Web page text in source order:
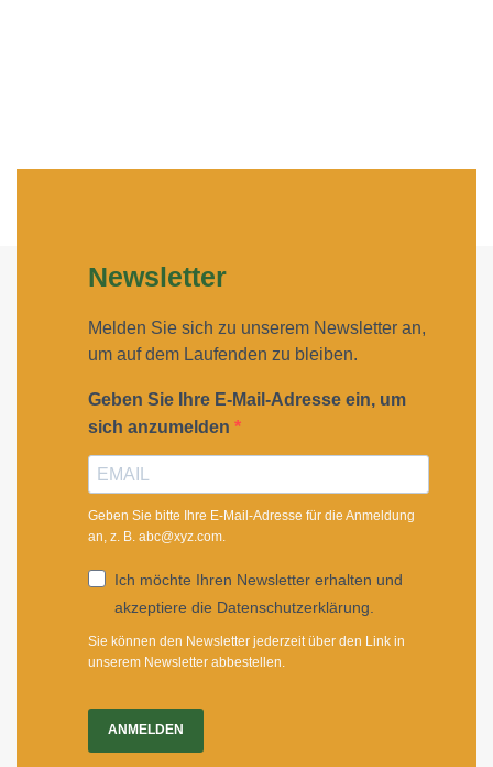
Newsletter
Melden Sie sich zu unserem Newsletter an,
um auf dem Laufenden zu bleiben.
Geben Sie Ihre E-Mail-Adresse ein, um
sich anzumelden
Geben Sie bitte Ihre E-Mail-Adresse für die Anmeldung
an, z. B. abc@xyz.com.
Ich möchte Ihren Newsletter erhalten und
akzeptiere die Datenschutzerklärung.
Sie können den Newsletter jederzeit über den Link in
unserem Newsletter abbestellen.
ANMELDEN